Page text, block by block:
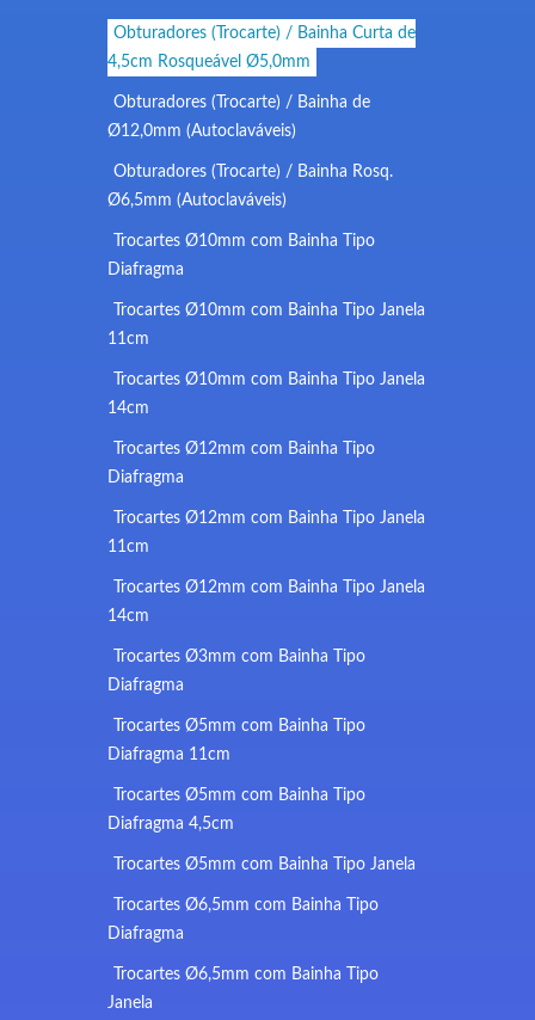
Obturadores (Trocarte) / Bainha Curta de
4,5cm Rosqueável Ø5,0mm
Obturadores (Trocarte) / Bainha de
Ø12,0mm (Autoclaváveis)
Obturadores (Trocarte) / Bainha Rosq.
Ø6,5mm (Autoclaváveis)
Trocartes Ø10mm com Bainha Tipo
Diafragma
Trocartes Ø10mm com Bainha Tipo Janela
11cm
Trocartes Ø10mm com Bainha Tipo Janela
14cm
Trocartes Ø12mm com Bainha Tipo
Diafragma
Trocartes Ø12mm com Bainha Tipo Janela
11cm
Trocartes Ø12mm com Bainha Tipo Janela
14cm
Trocartes Ø3mm com Bainha Tipo
Diafragma
Trocartes Ø5mm com Bainha Tipo
Diafragma 11cm
Trocartes Ø5mm com Bainha Tipo
Diafragma 4,5cm
Trocartes Ø5mm com Bainha Tipo Janela
Trocartes Ø6,5mm com Bainha Tipo
Diafragma
Trocartes Ø6,5mm com Bainha Tipo
Janela